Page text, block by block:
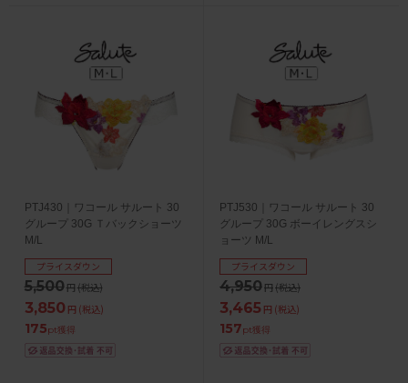
PTJ430｜ワコール サルート 30
グループ 30G Ｔバックショーツ
M/L
5,500円(税込)
プライスダウン
3,850 円 (税込)
175pt獲得
PTJ530｜ワコール サルート 30
グループ 30G ボーイレングスシ
ョーツ M/L
4,950円(税込)
プライスダウン
3,465 円 (税込)
157pt獲得